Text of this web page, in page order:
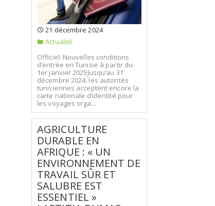
21 décembre 2024
Actualité
Officiel: Nouvelles conditions
d’entrée en Tunisie à partir du
1er janvier 2025Jusqu’au 31
décembre 2024, les autorités
tunisiennes acceptent encore la
carte nationale d’identité pour
les voyages orga...
AGRICULTURE
DURABLE EN
AFRIQUE : « UN
ENVIRONNEMENT DE
TRAVAIL SÛR ET
SALUBRE EST
ESSENTIEL »